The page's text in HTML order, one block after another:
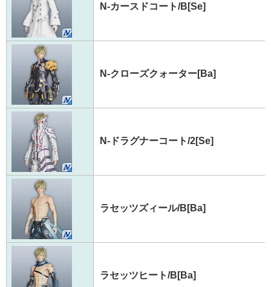
N-カースドコート/B[Se]
N-クローズクォーター[Ba]
N-ドラグナーコート/2[Se]
ラセッツズィール/B[Ba]
ラセッツヒート/B[Ba]